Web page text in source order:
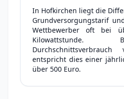
In Hofkirchen liegt die
Grundversorgungstarif
Wettbewerber oft bei
entspricht dies einer
über 500 Euro.